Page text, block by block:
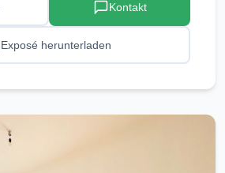
Kontakt
Exposé herunterladen